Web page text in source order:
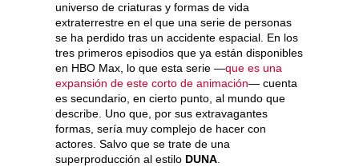
universo de criaturas y formas de vida
extraterrestre en el que una serie de personas
se ha perdido tras un accidente espacial. En los
tres primeros episodios que ya están disponibles
en HBO Max, lo que esta serie —que es una
expansión de este corto de animación— cuenta
es secundario, en cierto punto, al mundo que
describe. Uno que, por sus extravagantes
formas, sería muy complejo de hacer con
actores. Salvo que se trate de una
superproducción al estilo DUNA.